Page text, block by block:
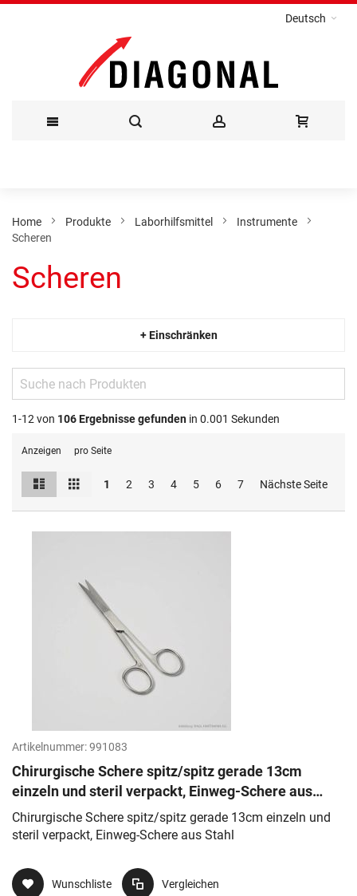
Deutsch
Inhalt
Home Produkte Laborhilfsmittel
Instrumente
Scheren
Scheren
+ Einschränken
1-12 von 106Ergebnisse gefunden in 0.001 Sekunden
Anzeigen pro Seite
1 2 3 4 5 6 7 Nächste Seite
Ansicht
als
Raster
Artikelnummer:991083
Chirurgische Schere spitz/spitz gerade 13cm
einzeln und steril verpackt, Einweg-Schere aus
Stahl
Chirurgische Schere spitz/spitz gerade 13cm einzeln und
steril verpackt, Einweg-Schere aus Stahl
Wunschliste Vergleichen